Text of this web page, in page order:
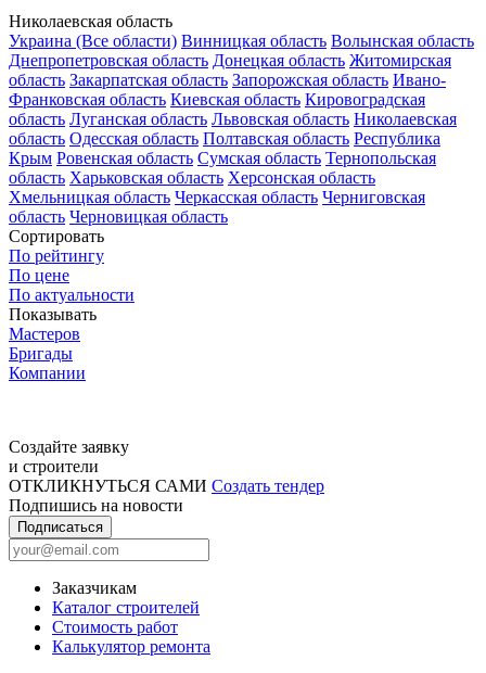
Николаевская область
Украина (Все области) Винницкая область Волынская область
Днепропетровская область Донецкая область Житомирская
область Закарпатская область Запорожская область Ивано-
Франковская область Киевская область Кировоградская
область Луганская область Львовская область Николаевская
область Одесская область Полтавская область Республика
Крым Ровенская область Сумская область Тернопольская
область Харьковская область Херсонская область
Хмельницкая область Черкасская область Черниговская
область Черновицкая область
Сортировать
По рейтингу
По цене
По актуальности
Показывать
Мастеров
Бригады
Компании
Создайте заявку
и строители
ОТКЛИКНУТЬСЯ САМИ Создать тендер
Подпишись на новости
Подписаться
Заказчикам
Каталог строителей
Стоимость работ
Калькулятор ремонта